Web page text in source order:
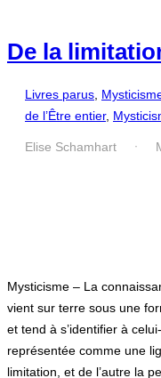
De la
Livres parus
de l’Être entier,
Elise Schamhart ·
Mysticisme – La
vient sur terre sous une
et tend à s’identifier à
représentée comme une
limitation, et de l’autre la